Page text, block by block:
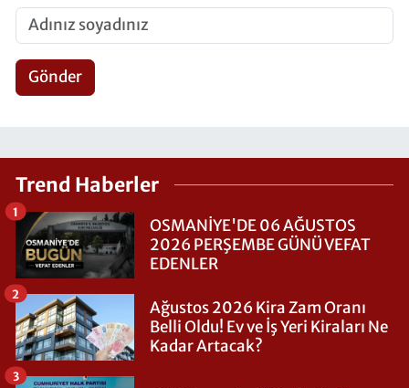
Gönder
Trend Haberler
OSMANİYE'DE 06 AĞUSTOS
2026 PERŞEMBE GÜNÜ VEFAT
EDENLER
1
Ağustos 2026 Kira Zam Oranı
Belli Oldu! Ev ve İş Yeri Kiraları Ne
Kadar Artacak?
2
3